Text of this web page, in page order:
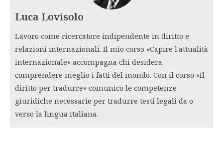
Luca Lovisolo
Lavoro come ricercatore indipendente in diritto e
relazioni internazionali. Il mio corso «Capire l'attualità
internazionale» accompagna chi desidera
comprendere meglio i fatti del mondo. Con il corso «Il
diritto per tradurre» comunico le competenze
giuridiche necessarie per tradurre testi legali da o
verso la lingua italiana.